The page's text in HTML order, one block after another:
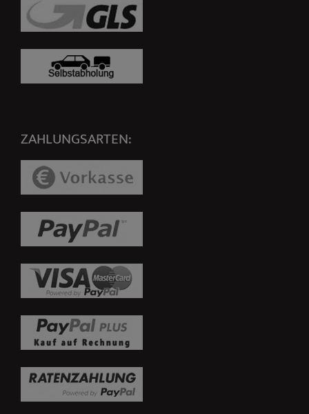
ZAHLUNGSARTEN: